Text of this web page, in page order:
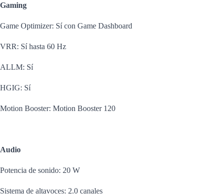
Gaming
Game Optimizer: Sí con Game Dashboard
VRR: Sí hasta 60 Hz
ALLM: Sí
HGIG: Sí
Motion Booster: Motion Booster 120
Audio
Potencia de sonido: 20 W
Sistema de altavoces: 2.0 canales